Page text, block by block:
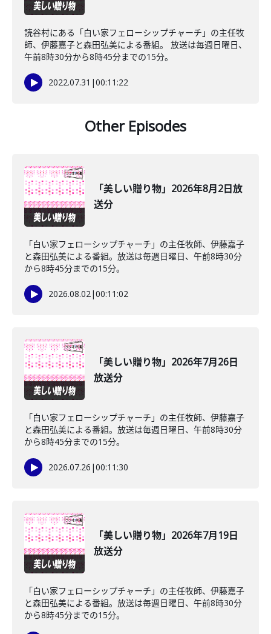
読谷村にある「白い家フェローシップチャーチ」の主任牧
師、伊藤嘉子と森田弘美による番組。 放送は毎週日曜日、
午前8時30分から8時45分までの15分。
2022.07.31 |00:11:22
Other Episodes
「美しい贈り物」2026年8月2日放
送分
「白い家フェローシップチャーチ」の主任牧師、伊藤嘉子
と森田弘美による番組。放送は毎週日曜日、午前8時30分
から8時45分までの15分。
2026.08.02|00:11:02
「美しい贈り物」2026年7月26日
放送分
「白い家フェローシップチャーチ」の主任牧師、伊藤嘉子
と森田弘美による番組。放送は毎週日曜日、午前8時30分
から8時45分までの15分。
2026.07.26 |00:11:30
「美しい贈り物」2026年7月19日
放送分
「白い家フェローシップチャーチ」の主任牧師、伊藤嘉子
と森田弘美による番組。放送は毎週日曜日、午前8時30分
から8時45分までの15分。